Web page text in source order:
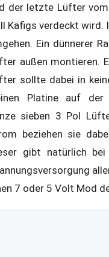
der letzte Lüfter
Käfigs verdeckt wird.
Ein dünnerer
außen montieren.
sollte dabei in
Platine auf der
sieben 3 Pol
beziehen sie
gibt natürlich
7 oder 5 Volt Mod